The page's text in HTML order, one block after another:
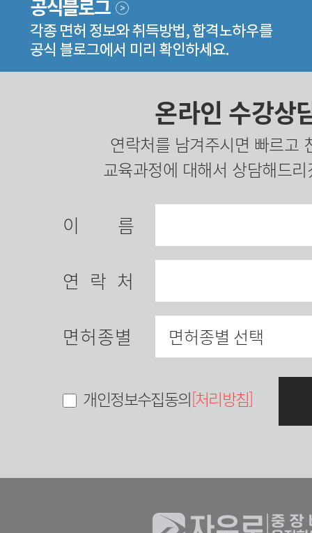
온라인 수강상
연락처를 남겨주시면 빠르고
교육과정에 대해서 상담해드
이름
연락처
면허종별
개인정보수집동의[처리방침]